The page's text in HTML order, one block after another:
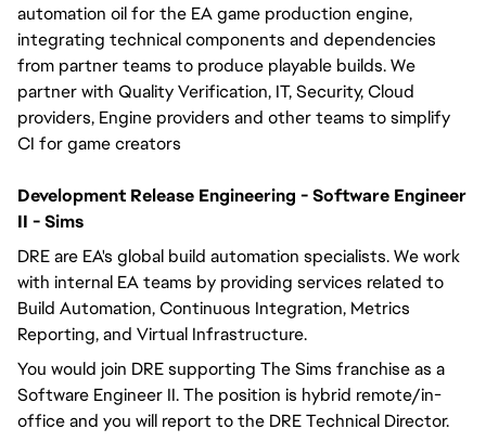
automation oil for the EA game production engine,
integrating technical components and dependencies
from partner teams to produce playable builds. We
partner with Quality Verification, IT, Security, Cloud
providers, Engine providers and other teams to simplify
CI for game creators
Development Release Engineering - Software Engineer
II - Sims
DRE are EA's global build automation specialists. We work
with internal EA teams by providing services related to
Build Automation, Continuous Integration, Metrics
Reporting, and Virtual Infrastructure.
You would join DRE supporting The Sims franchise as a
Software Engineer II. The position is hybrid remote/in-
office and you will report to the DRE Technical Director.